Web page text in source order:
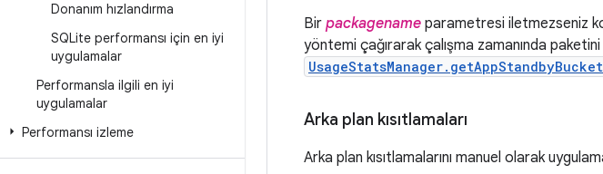
Donanım hızlandırma
SQLite performansı için en iyi
uygulamalar
Performansla ilgili en iyi
uygulamalar
Performansı izleme
Bir packagename parametresi iletmezseniz
yöntemi çağırarak çalışma zamanında
Arka plan kısıtlamaları
Arka plan kısıtlamalarını manuel olarak